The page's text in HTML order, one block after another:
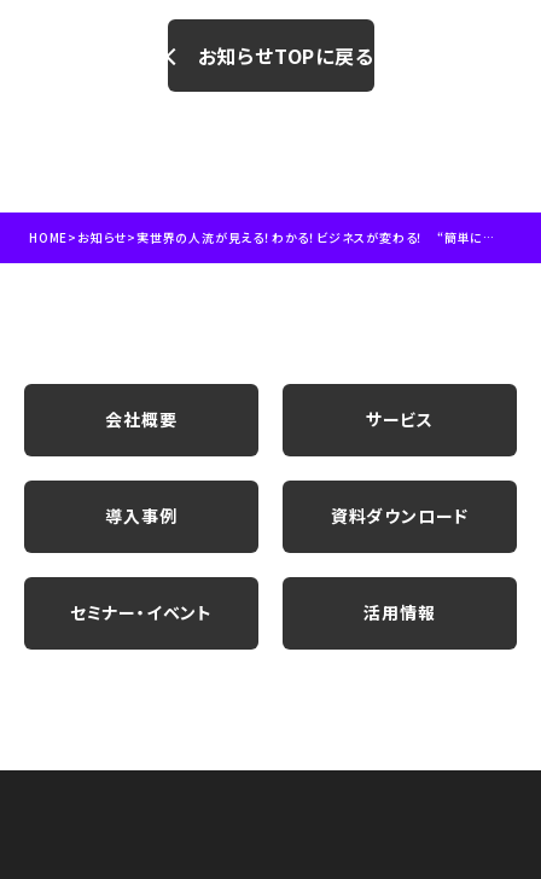
のデータをご紹介いただき
ました。
お知らせTOPに戻る
HOME> お知らせ> 実世界の人流が見える！わかる！ビジネスが変わる！ “簡単に自由な地点の人流変化を把握” 店舗周り、地域、繁華街の人出の可視化で、さまざまな企業活動の”実世界動態データ”活用 を後押し
会社概要 サービス
導入事例 資料ダウンロード
セミナー・イベント 活用情報